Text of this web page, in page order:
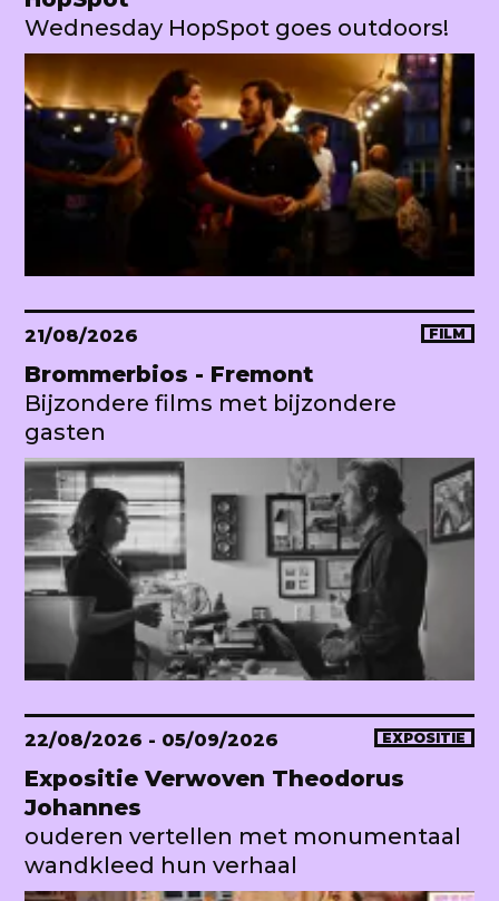
Wednesday HopSpot goes outdoors!
21/08/2026 FILM
Brommerbios - Fremont
Bijzondere films met bijzondere
gasten
22/08/2026 - 05/09/2026 EXPOSITIE
Expositie Verwoven Theodorus
Johannes
ouderen vertellen met monumentaal
wandkleed hun verhaal